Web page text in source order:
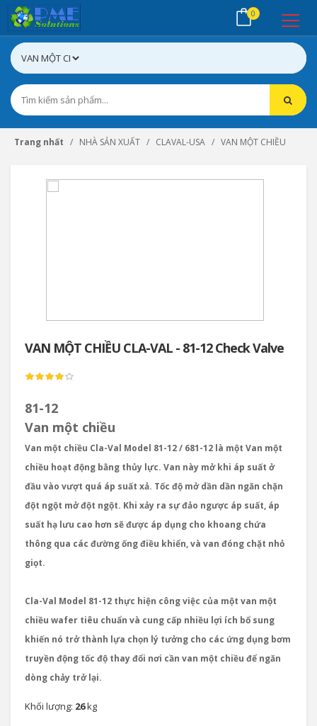
0
Trang nhất NHÀ SẢN XUẤT CLAVAL-USA VAN MỘT CHIỀU
VAN MỘT CHIỀU CLA-VAL - 81-12 Check Valve
81-12
Van một chiều
Van một chiều Cla-Val Model 81-12 / 681-12 là một Van một
chiều hoạt động bằng thủy lực. Van này mở khi áp suất ở
đầu vào vượt quá áp suất xả. Tốc độ mở dần dần ngăn chặn
đột ngột mở đột ngột. Khi xảy ra sự đảo ngược áp suất, áp
suất hạ lưu cao hơn sẽ được áp dụng cho khoang chứa
thông qua các đường ống điều khiển, và van đóng chặt nhỏ
giọt.
Cla-Val Model 81-12 thực hiện công việc của một van một
chiều wafer tiêu chuẩn và cung cấp nhiều lợi ích bổ sung
khiến nó trở thành lựa chọn lý tưởng cho các ứng dụng bơm
truyền động tốc độ thay đổi nơi cần van một chiều để ngăn
dòng chảy trở lại.
Khối lượng: 26kg